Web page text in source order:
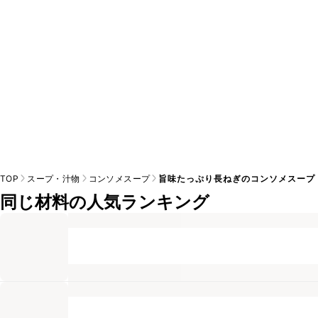
TOP スープ・汁物 コンソメスープ 旨味たっぷり長ねぎのコンソメスープ
同じ材料の人気ランキング